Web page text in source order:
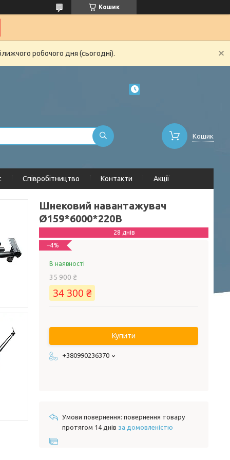
Кошик
робочого дня (сьогодні).
Кошик
Співробітництво Контакти Акції
Шнековий навантажувач
Ø159*6000*220В
28 днів
–4%
В наявності
35 900 ₴
34 300 ₴
Купити
+380990236370
повернення товару
протягом 14 днів за домовленістю